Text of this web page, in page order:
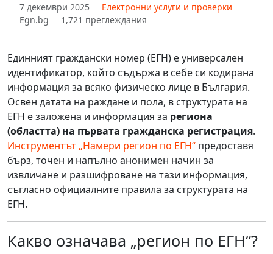
7 декември 2025
Електронни услуги и проверки
Egn.bg
1,721 преглеждания
Единният граждански номер (ЕГН) е универсален
идентификатор, който съдържа в себе си кодирана
информация за всяко физическо лице в България.
Освен датата на раждане и пола, в структурата на
ЕГН е заложена и информация за региона
(областта) на първата гражданска регистрация.
Инструментът „Намери регион по ЕГН“ предоставя
бърз, точен и напълно анонимен начин за
извличане и разшифроване на тази информация,
съгласно официалните правила за структурата на
ЕГН.
Какво означава „регион по ЕГН“?